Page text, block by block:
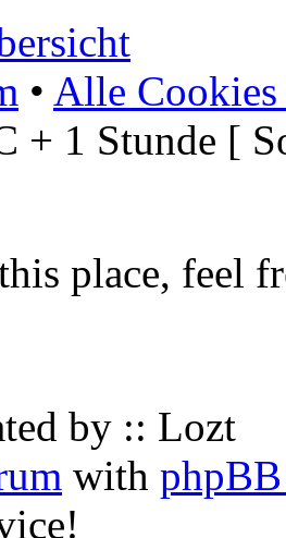
• Alle Cookies
+ 1 Stunde [
place, feel
by :: Lozt
with